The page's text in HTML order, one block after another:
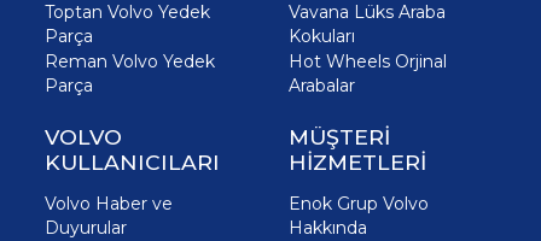
Toptan Volvo Yedek
Parça
Reman Volvo Yedek
Parça
Vavana Lüks Araba
Kokuları
Hot Wheels Orjinal
Arabalar
VOLVO
KULLANICILARI
Volvo Haber ve
Duyurular
MÜŞTERİ
HİZMETLERİ
Enok Grup Volvo
Hakkında